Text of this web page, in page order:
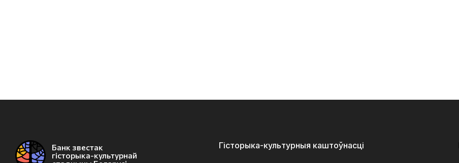
Банк звестак
гісторыка-культурнай
Гісторыка-культурныя каштоўнасці